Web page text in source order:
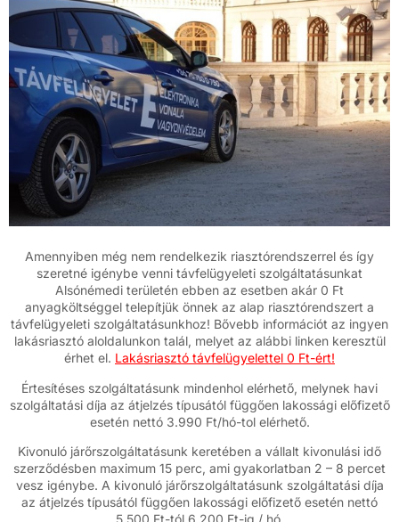
Amennyiben még nem rendelkezik riasztórendszerrel és így
szeretné igénybe venni távfelügyeleti szolgáltatásunkat
Alsónémedi területén ebben az esetben akár 0 Ft
anyagköltséggel telepítjük önnek az alap riasztórendszert a
távfelügyeleti szolgáltatásunkhoz! Bővebb információt az ingyen
lakásriasztó aloldalunkon talál, melyet az alábbi linken keresztül
érhet el. Lakásriasztó távfelügyelettel 0 Ft-ért!
Értesítéses szolgáltatásunk mindenhol elérhető, melynek havi
szolgáltatási díja az átjelzés típusától függően lakossági előfizető
esetén nettó 3.990 Ft/hó-tol elérhető.
Kivonuló járőrszolgáltatásunk keretében a vállalt kivonulási idő
szerződésben maximum 15 perc, ami gyakorlatban 2 – 8 percet
vesz igénybe. A kivonuló járőrszolgáltatásunk szolgáltatási díja
az átjelzés típusától függően lakossági előfizető esetén nettó